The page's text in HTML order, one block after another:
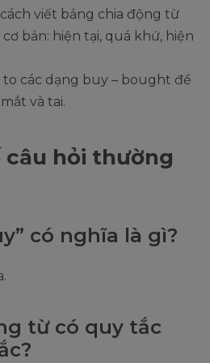
viết bảng chia động từ
bản: hiện tại, quá khứ, hiện
to các dạng buy – bought để
và tai.
câu hỏi thường
có nghĩa là gì?
từ có quy tắc